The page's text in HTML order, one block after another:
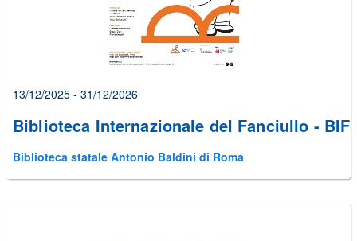
13/12/2025 - 31/12/2026
Biblioteca Internazionale del Fanciullo - BIF
Biblioteca statale Antonio Baldini di Roma